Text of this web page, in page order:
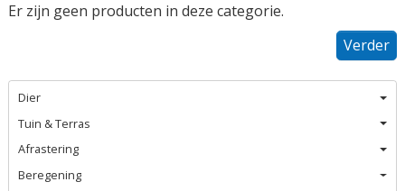
Dier
Tuin & Terras
Afrastering
Beregening
Er zijn geen producten in deze categorie.
Verder